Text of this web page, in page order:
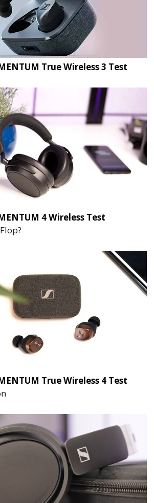
True Wireless 3 Test
4 Wireless Test
True Wireless 4 Test